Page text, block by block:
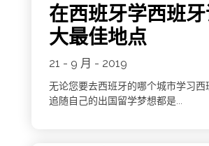
在西班牙学西班
大最佳地点
21 - 9 月 - 2019
无论您要去西班牙的哪个城市学习西
追随自己的出国留学梦想都是...